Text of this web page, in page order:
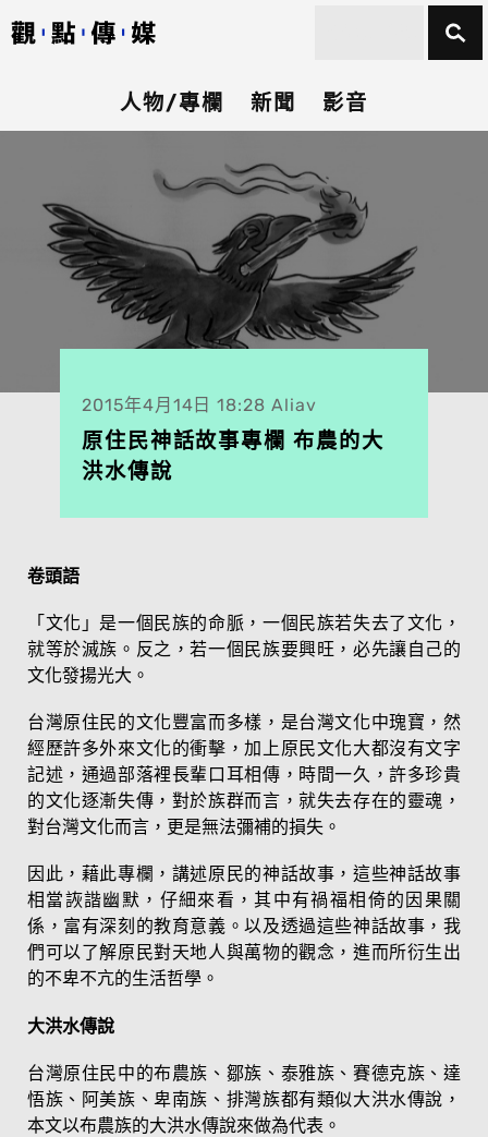
人物/專欄 新聞 影音
2015年4月14日 18:28 Aliav
原住民神話故事專欄 布農的大
洪水傳說
卷頭語
「文化」是一個民族的命脈，一個民族若失去了文化，
就等於滅族。反之，若一個民族要興旺，必先讓自己的
文化發揚光大。
台灣原住民的文化豐富而多樣，是台灣文化中瑰寶，然
經歷許多外來文化的衝擊，加上原民文化大都沒有文字
記述，通過部落裡長輩口耳相傳，時間一久，許多珍貴
的文化逐漸失傳，對於族群而言，就失去存在的靈魂，
對台灣文化而言，更是無法彌補的損失。
因此，藉此專欄，講述原民的神話故事，這些神話故事
相當詼諧幽默，仔細來看，其中有禍福相倚的因果關
係，富有深刻的教育意義。以及透過這些神話故事，我
們可以了解原民對天地人與萬物的觀念，進而所衍生出
的不卑不亢的生活哲學。
大洪水傳說
台灣原住民中的布農族、鄒族、泰雅族、賽德克族、達
悟族、阿美族、卑南族、排灣族都有類似大洪水傳說，
本文以布農族的大洪水傳說來做為代表。